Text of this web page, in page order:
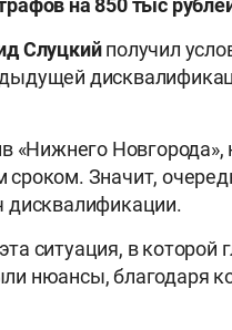
на 850 тыс
Слуцкийполучил
«Нижнего
сроком. Значит,
дисквалификации.
ситуация, в которой
нюансы, благодаря